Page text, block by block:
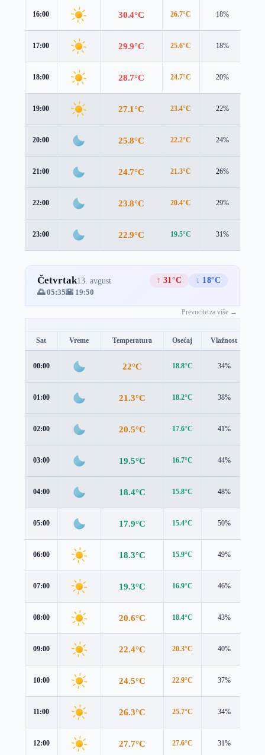
16:00 30.4°C 26.7°C 18%
17:00 29.9°C 25.6°C 18%
18:00 28.7°C 24.7°C 20%
19:00 27.1°C 23.4°C 22%
20:00 25.8°C 22.2°C 24%
21:00 24.7°C 21.3°C 26%
22:00 23.8°C 20.4°C 29%
23:00 22.9°C 19.5°C 31%
Četvrtak13. avgust ↑ 31°C
↓ 18°C
🌅 05:35🌇 19:50
Prevucite za više →
Sat Vreme Temperatura Osećaj Vlažnost
00:00 22°C 18.8°C 34%
01:00 21.3°C 18.2°C 38%
02:00 20.5°C 17.6°C 41%
03:00 19.5°C 16.7°C 44%
04:00 18.4°C 15.8°C 48%
05:00 17.9°C 15.4°C 50%
06:00 18.3°C 15.9°C 49%
07:00 19.3°C 16.9°C 46%
08:00 20.6°C 18.4°C 43%
09:00 22.4°C 20.3°C 40%
10:00 24.5°C 22.9°C 37%
11:00 26.3°C 25.7°C 34%
12:00 27.7°C 27.6°C 31%